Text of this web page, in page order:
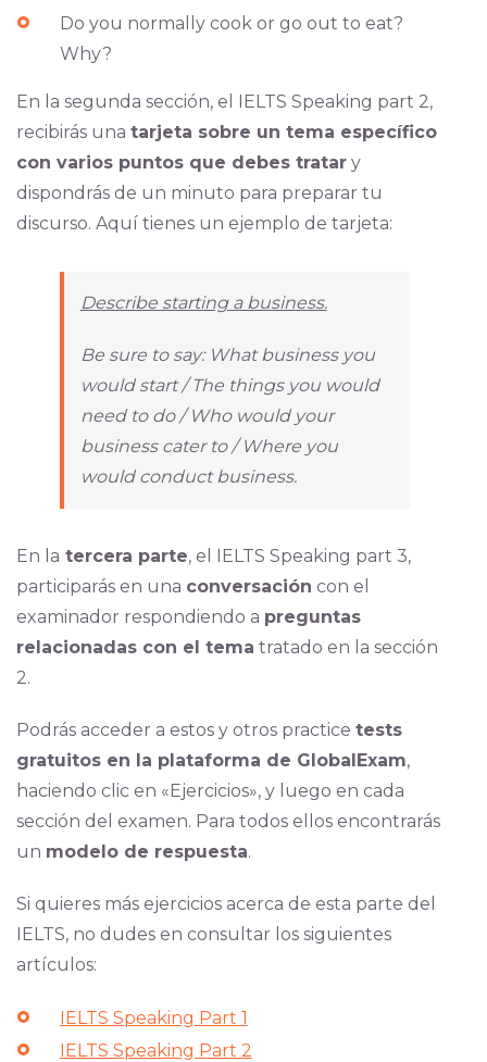
Do you normally cook or go out to eat?
Why?
En la segunda sección, el IELTS Speaking part 2,
recibirás una tarjeta sobre un tema específico
con varios puntos que debes tratary
dispondrás de un minuto para preparar tu
discurso. Aquí tienes un ejemplo de tarjeta:
Describe starting a business.
Be sure to say: What business you
would start / The things you would
need to do / Who would your
business cater to / Where you
would conduct business.
En la tercera parte, el IELTS Speaking part 3,
participarás en una conversación con el
examinador respondiendo a preguntas
relacionadas con el tema tratado en la sección
2.
Podrás acceder a estos y otros practice tests
gratuitos en la plataforma de GlobalExam,
haciendo clic en «Ejercicios», y luego en cada
sección del examen. Para todos ellos encontrarás
un modelo de respuesta.
Si quieres más ejercicios acerca de esta parte del
IELTS, no dudes en consultar los siguientes
artículos:
IELTS Speaking Part 1
IELTS Speaking Part 2